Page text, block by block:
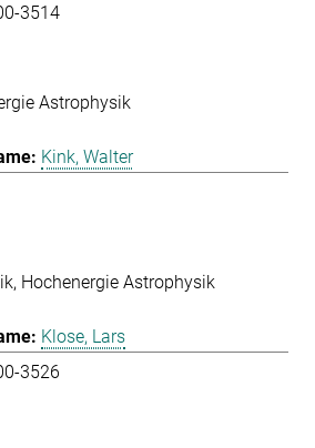
3514
Astrophysik
Kink, Walter
Hochenergie Astrophysik
Klose, Lars
3526